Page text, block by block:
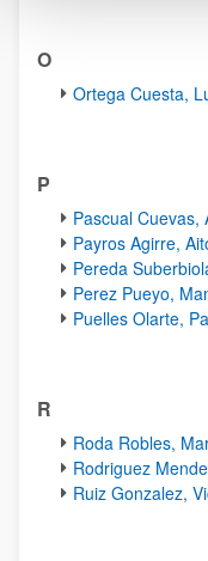
O
Ortega Cuesta,
P
Pascual Cuevas,
Payros Agirre,
Pereda
Perez Pueyo,
Puelles Olarte,
R
Roda Robles,
Rodriguez
Ruiz Gonzalez,